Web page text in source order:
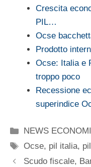
Crescita
PIL…
Ocse
Prodotto
Ocse: Italia e
troppo poco
Recessione
superindice
Categorie
NEWS
Tag
Ocse, pil italia,
Scudo fiscale,